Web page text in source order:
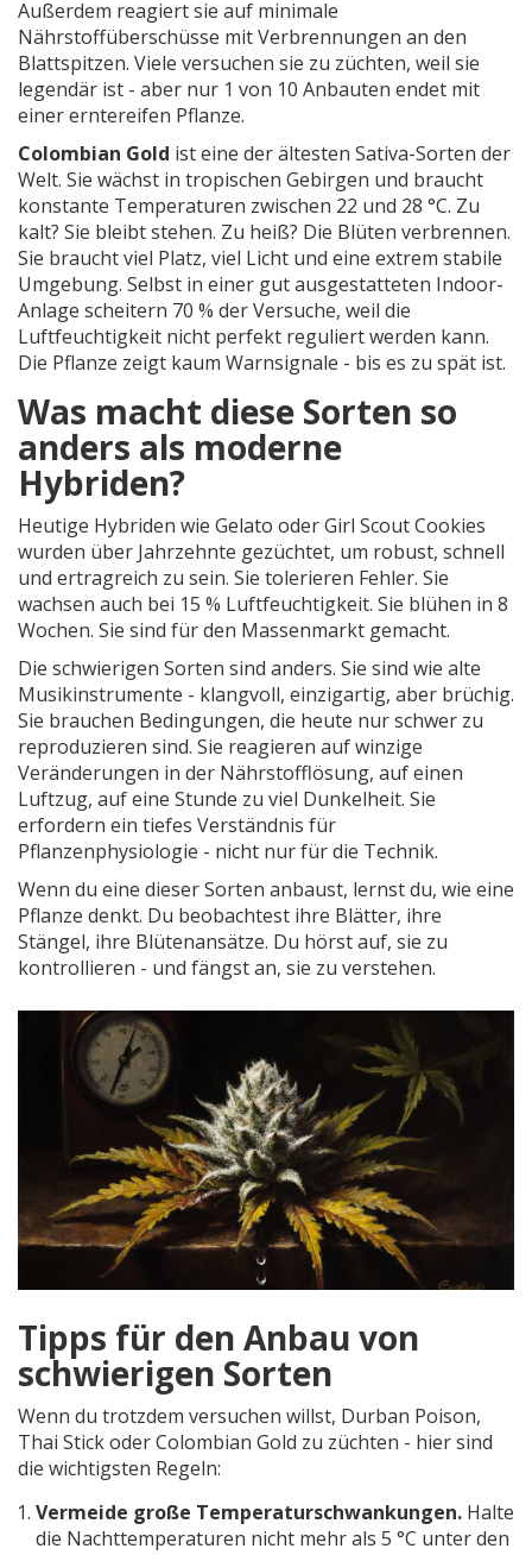
Außerdem reagiert sie auf minimale
Nährstoffüberschüsse mit Verbrennungen an den
Blattspitzen. Viele versuchen sie zu züchten, weil sie
legendär ist - aber nur 1 von 10 Anbauten endet mit
einer erntereifen Pflanze.
Colombian Gold ist eine der ältesten Sativa-Sorten der
Welt. Sie wächst in tropischen Gebirgen und braucht
konstante Temperaturen zwischen 22 und 28 °C. Zu
kalt? Sie bleibt stehen. Zu heiß? Die Blüten verbrennen.
Sie braucht viel Platz, viel Licht und eine extrem stabile
Umgebung. Selbst in einer gut ausgestatteten Indoor-
Anlage scheitern 70 % der Versuche, weil die
Luftfeuchtigkeit nicht perfekt reguliert werden kann.
Die Pflanze zeigt kaum Warnsignale - bis es zu spät ist.
Was macht diese Sorten so
anders als moderne
Hybriden?
Heutige Hybriden wie Gelato oder Girl Scout Cookies
wurden über Jahrzehnte gezüchtet, um robust, schnell
und ertragreich zu sein. Sie tolerieren Fehler. Sie
wachsen auch bei 15 % Luftfeuchtigkeit. Sie blühen in 8
Wochen. Sie sind für den Massenmarkt gemacht.
Die schwierigen Sorten sind anders. Sie sind wie alte
Musikinstrumente - klangvoll, einzigartig, aber brüchig.
Sie brauchen Bedingungen, die heute nur schwer zu
reproduzieren sind. Sie reagieren auf winzige
Veränderungen in der Nährstofflösung, auf einen
Luftzug, auf eine Stunde zu viel Dunkelheit. Sie
erfordern ein tiefes Verständnis für
Pflanzenphysiologie - nicht nur für die Technik.
Wenn du eine dieser Sorten anbaust, lernst du, wie eine
Pflanze denkt. Du beobachtest ihre Blätter, ihre
Stängel, ihre Blütenansätze. Du hörst auf, sie zu
kontrollieren - und fängst an, sie zu verstehen.
Tipps für den Anbau von
schwierigen Sorten
Wenn du trotzdem versuchen willst, Durban Poison,
Thai Stick oder Colombian Gold zu züchten - hier sind
die wichtigsten Regeln:
Vermeide große Temperaturschwankungen. Halte
die Nachttemperaturen nicht mehr als 5 °C unter den